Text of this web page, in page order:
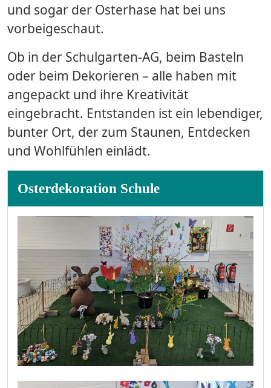
und sogar der Osterhase hat bei uns
vorbeigeschaut.
Ob in der Schulgarten-AG, beim Basteln
oder beim Dekorieren – alle haben mit
angepackt und ihre Kreativität
eingebracht. Entstanden ist ein lebendiger,
bunter Ort, der zum Staunen, Entdecken
und Wohlfühlen einlädt.
Osterdekoration Schule